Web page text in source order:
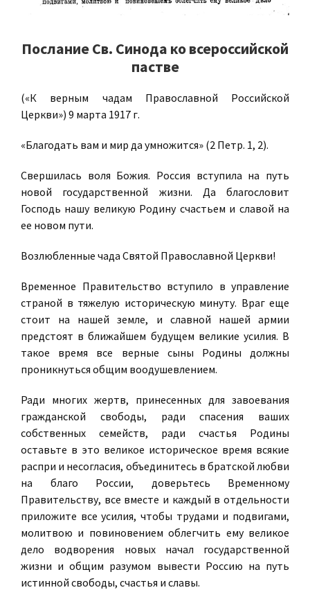
Послание Св. Синода ко всероссийской
пастве
(«К верным чадам Православной Российской
Церкви») 9 марта 1917 г.
«Благодать вам и мир да умножится» (2 Петр. 1, 2).
Свершилась воля Божия. Россия вступила на путь
новой государственной жизни. Да благословит
Господь нашу великую Родину счастьем и славой на
ее новом пути.
Возлюбленные чада Святой Православной Церкви!
Временное Правительство вступило в управление
страной в тяжелую историческую минуту. Враг еще
стоит на нашей земле, и славной нашей армии
предстоят в ближайшем будущем великие усилия. В
такое время все верные сыны Родины должны
проникнуться общим воодушевлением.
Ради многих жертв, принесенных для завоевания
гражданской свободы, ради спасения ваших
собственных семейств, ради счастья Родины
оставьте в это великое историческое время всякие
распри и несогласия, объединитесь в братской любви
на благо России, доверьтесь Временному
Правительству, все вместе и каждый в отдельности
приложите все усилия, чтобы трудами и подвигами,
молитвою и повиновением облегчить ему великое
дело водворения новых начал государственной
жизни и общим разумом вывести Россию на путь
истинной свободы, счастья и славы.